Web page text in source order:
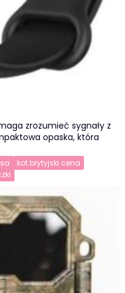
zrozumieć sygnały z
opaska, która
kot brytyjski cena